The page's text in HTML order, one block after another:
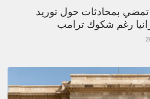
بمحادثات حول توريد
رغم شكوك ترامب